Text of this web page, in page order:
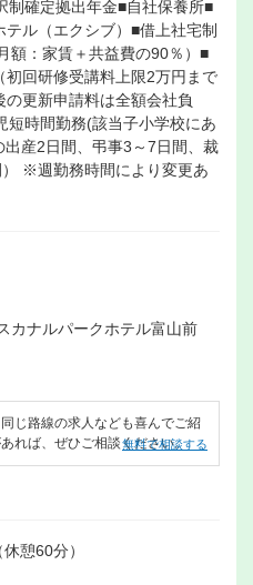
制確定拠出年金■自社保養所■
ル（エクシブ）■借上社宅制
額：家賃＋共益費の90％）■
回研修受講料上限2万円まで
更新申請料は全額会社負
短時間勤務(該当子小学校にあ
産2日間、弔事3～7日間、裁
※週勤務時間により変更あ
カナルパークホテル富山前
じ路線の求人なども喜んでご紹
れば、ぜひご相談ください。
無料で相談する
憩60分）